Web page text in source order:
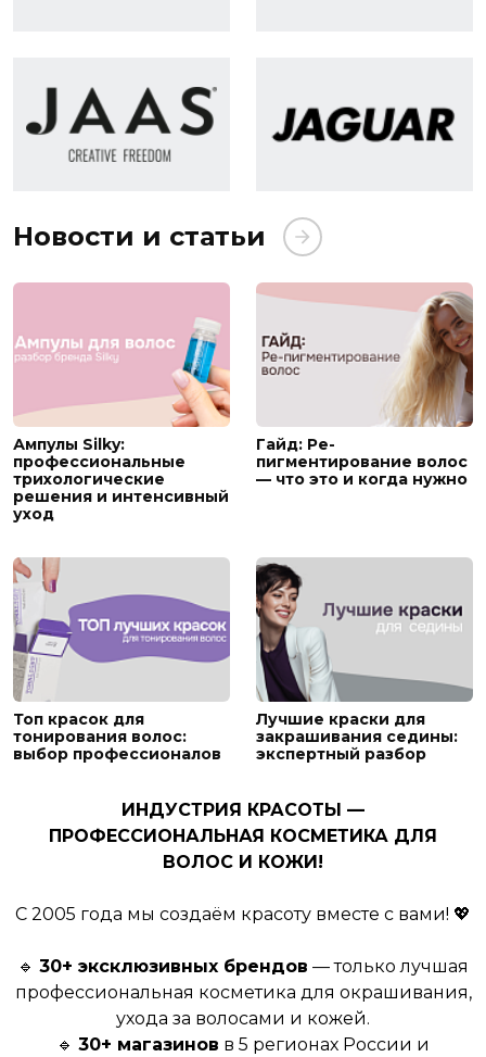
Новости и статьи
Ампулы Silky:
профессиональные
трихологические
решения и интенсивный
уход
Гайд: Ре-
пигментирование волос
— что это и когда нужно
Топ красок для
тонирования волос:
выбор профессионалов
Лучшие краски для
закрашивания седины:
экспертный разбор
ИНДУСТРИЯ КРАСОТЫ —
ПРОФЕССИОНАЛЬНАЯ КОСМЕТИКА ДЛЯ
ВОЛОС И КОЖИ!
С 2005 года мы создаём красоту вместе с вами! 💖
🔹 30+ эксклюзивных брендов — только лучшая
профессиональная косметика для окрашивания,
ухода за волосами и кожей.
🔹 30+ магазинов в 5 регионах России и